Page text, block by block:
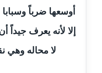
معلق
مدونة حسن
متوفي
أوسعها ضرباً
إلا لأنه يعرف جيداً
لا محاله وهي